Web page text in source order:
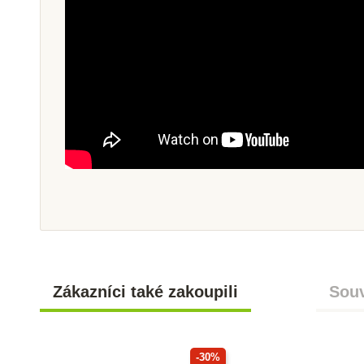
Zákazníci také zakoupili
-30%